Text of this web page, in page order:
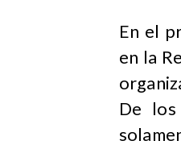
En el
en la
De los